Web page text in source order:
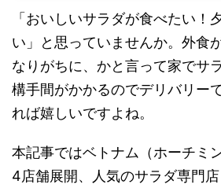
「おいしいサラダが食べたい！
い」と思っていませんか。外食
なりがちに、かと言って家でサ
構手間がかかるのでデリバリー
れば嬉しいですよね。
本記事ではベトナム（ホーチミ
4店舗展開、人気のサラダ専門店